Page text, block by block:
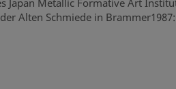
Alten Schmiede in